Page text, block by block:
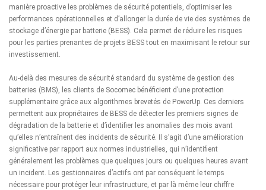
manière proactive les problèmes de sécurité potentiels, d’optimiser les
performances opérationnelles et d’allonger la durée de vie des systèmes de
stockage d’énergie par batterie (BESS). Cela permet de réduire les risques
pour les parties prenantes de projets BESS tout en maximisant le retour sur
investissement.
Au-delà des mesures de sécurité standard du système de gestion des
batteries (BMS), les clients de Socomec bénéficient d’une protection
supplémentaire grâce aux algorithmes brevetés de PowerUp. Ces derniers
permettent aux propriétaires de BESS de détecter les premiers signes de
dégradation de la batterie et d’identifier les anomalies des mois avant
qu’elles n’entraînent des incidents de sécurité. Il s’agit d’une amélioration
significative par rapport aux normes industrielles, qui n’identifient
généralement les problèmes que quelques jours ou quelques heures avant
un incident. Les gestionnaires d’actifs ont par conséquent le temps
nécessaire pour protéger leur infrastructure, et par là même leur chiffre